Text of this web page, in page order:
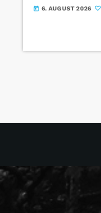
today 6. AUGUST 2026